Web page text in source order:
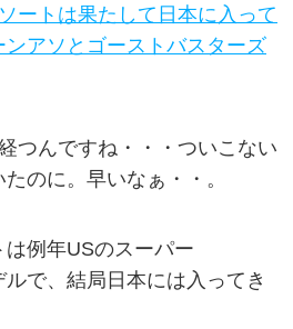
ートは果たして日本に入って
ンアソとゴーストバスターズ
つんですね・・・ついこない
のに。早いなぁ・・。
例年USのスーパー
ルで、結局日本には入ってき